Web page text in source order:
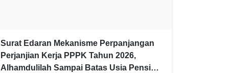
Surat Edaran Mekanisme Perpanjangan
Perjanjian Kerja PPPK Tahun 2026,
Alhamdulilah Sampai Batas Usia Pensiun